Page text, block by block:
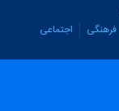
فرهنگی
اجتماعی